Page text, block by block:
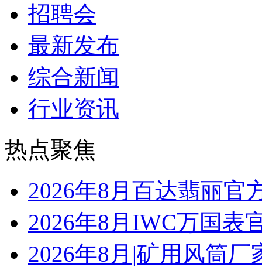
招聘会
最新发布
综合新闻
行业资讯
热点聚焦
2026年8月百达翡丽官
2026年8月IWC万国表
2026年8月|矿用风筒厂